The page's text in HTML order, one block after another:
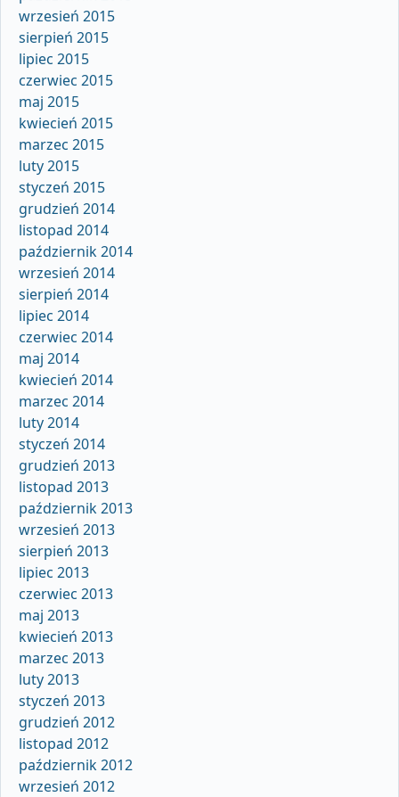
wrzesień 2015
sierpień 2015
lipiec 2015
czerwiec 2015
maj 2015
kwiecień 2015
marzec 2015
luty 2015
styczeń 2015
grudzień 2014
listopad 2014
październik 2014
wrzesień 2014
sierpień 2014
lipiec 2014
czerwiec 2014
maj 2014
kwiecień 2014
marzec 2014
luty 2014
styczeń 2014
grudzień 2013
listopad 2013
październik 2013
wrzesień 2013
sierpień 2013
lipiec 2013
czerwiec 2013
maj 2013
kwiecień 2013
marzec 2013
luty 2013
styczeń 2013
grudzień 2012
listopad 2012
październik 2012
wrzesień 2012